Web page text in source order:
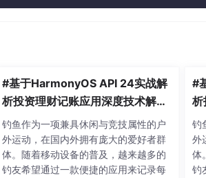
#基于HarmonyOS API 24实战解
析投资理财记账应用深度技术解析,
开闭原则（对扩展开放、对修改关
闭）的实践，是构建可维护软件系
统的黄金准则
钓鱼作为一项兼具休闲与竞技属性的户
外运动，在国内外拥有庞大的爱好者群
体。随着移动设备的普及，越来越多的
钓友希望通过一款便捷的应用来记录每
#
析
闭
统
钓
外
体
钓